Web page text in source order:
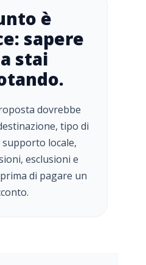
è
sapere
stai
dovrebbe
tipo di
locale,
esclusioni e
di pagare un